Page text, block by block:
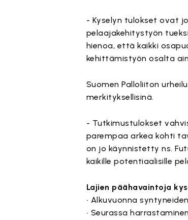
- Kyselyn tulokset ovat
pelaajakehitystyön
hienoa, että kaikki
kehittämistyön osalta
Suomen Palloliiton
merkityksellisinä.
- Tutkimustulokset
parempaa arkea kohti
on jo käynnistetty ns.
kaikille potentiaalisille
Lajien päähavaintoja
• Alkuvuonna
• Seurassa